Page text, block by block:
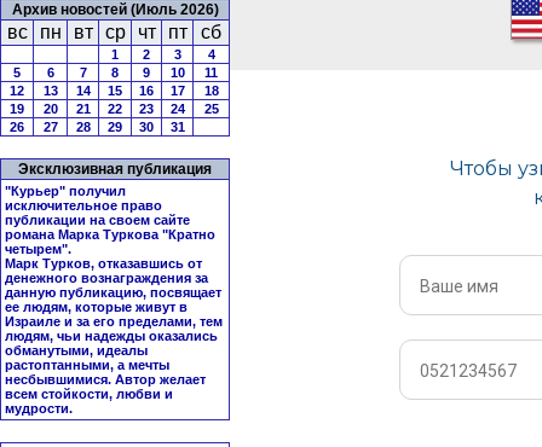
Архив новостей (Июль 2026)
вс пн вт ср чт пт сб
1 2 3
4
5
6 7 8 9 10
11
12
13 14 15 16 17
18
19
20 21 22 23 24
25
26
27 28 29 30 31
Эксклюзивная публикация
"Курьер" получил
исключительное право
публикации на своем сайте
романа Марка Туркова "Кратно
четырем".
Марк Турков, отказавшись от
денежного вознаграждения за
данную публикацию, посвящает
ее людям, которые живут в
Израиле и за его пределами, тем
людям, чьи надежды оказались
обманутыми, идеалы
растоптанными, а мечты
несбывшимися. Автор желает
всем стойкости, любви и
мудрости.